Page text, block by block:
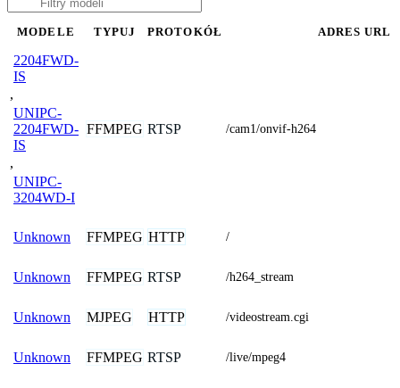
MODELE TYPUJ PROTOKÓŁ ADRES URL
2204FWD-
IS
,
UNIPC-
2204FWD-
IS
,
UNIPC-
3204WD-I
FFMPEG RTSP /cam1/onvif-h264
Unknown FFMPEG HTTP /
Unknown FFMPEG RTSP /h264_stream
Unknown MJPEG HTTP /videostream.cgi
Unknown FFMPEG RTSP /live/mpeg4